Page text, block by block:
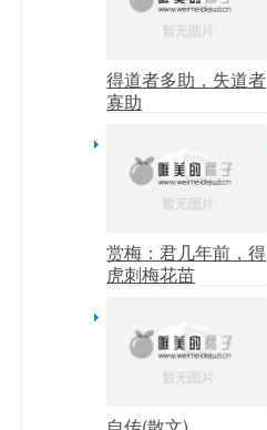
得道者多助，失道者
寡助
赏梅：君几年前，得
虎刺梅花苗